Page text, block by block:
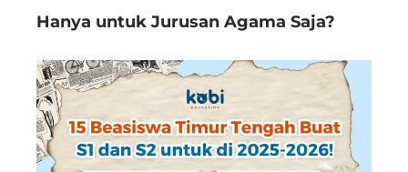
Hanya untuk Jurusan Agama Saja?